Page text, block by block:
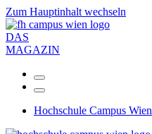
Zum Hauptinhalt wechseln
DAS
MAGAZIN
Hochschule Campus Wien